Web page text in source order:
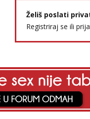
Želiš poslati
Registriraj se ili